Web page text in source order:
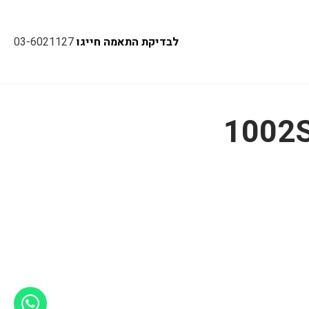
לבדיקת התאמה חייגו03-6021127